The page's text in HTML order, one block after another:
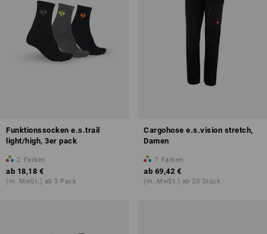
Funktionssocken e.s.trail
light/high, 3er pack
2 Farben
ab 18,18 €
(m. MwSt.) ab 3 Pack
Cargohose e.s.vision stretch,
Damen
7 Farben
ab 69,42 €
(m. MwSt.) ab 20 Stück